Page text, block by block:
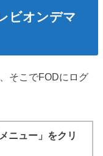
ビオンデマ
そこでFODにログ
ニュー」をクリ